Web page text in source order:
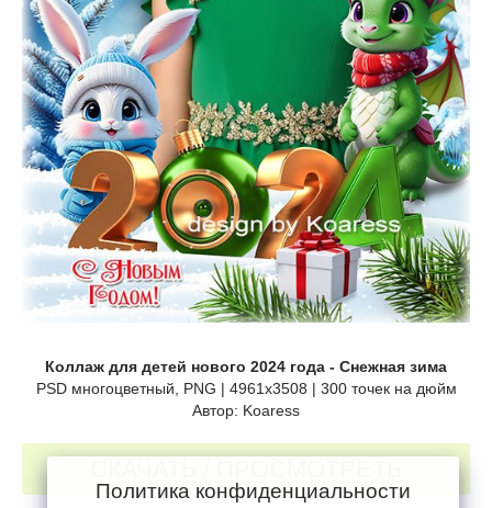
Коллаж для детей нового 2024 года - Снежная зима
PSD многоцветный, PNG | 4961x3508 | 300 точек на дюйм
Автор: Koaress
Политика конфиденциальности